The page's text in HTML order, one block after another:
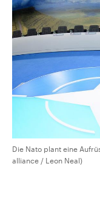
Die Nato plant eine
alliance / Leon Neal)